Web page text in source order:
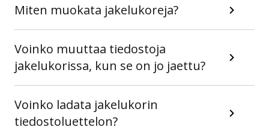
Miten muokata jakelukoreja?
Voinko muuttaa tiedostoja
jakelukorissa, kun se on jo jaettu?
Voinko ladata jakelukorin
tiedostoluettelon?